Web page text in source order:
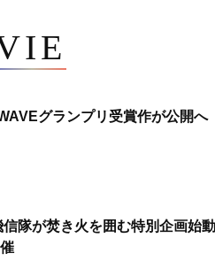
グランプリ受賞作が公開
信隊が焚き火を囲む特別企画始